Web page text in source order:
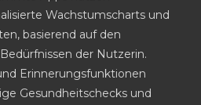
Wachstumscharts und
basierend auf den
der Nutzerin.
Erinnerungsfunktionen
Gesundheitschecks und